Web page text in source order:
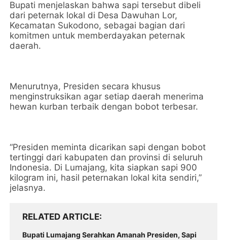
Bupati menjelaskan bahwa sapi tersebut dibeli
dari peternak lokal di Desa Dawuhan Lor,
Kecamatan Sukodono, sebagai bagian dari
komitmen untuk memberdayakan peternak
daerah.
Menurutnya, Presiden secara khusus
menginstruksikan agar setiap daerah menerima
hewan kurban terbaik dengan bobot terbesar.
“Presiden meminta dicarikan sapi dengan bobot
tertinggi dari kabupaten dan provinsi di seluruh
Indonesia. Di Lumajang, kita siapkan sapi 900
kilogram ini, hasil peternakan lokal kita sendiri,”
jelasnya.
RELATED ARTICLE
Bupati Lumajang Serahkan Amanah Presiden, Sapi